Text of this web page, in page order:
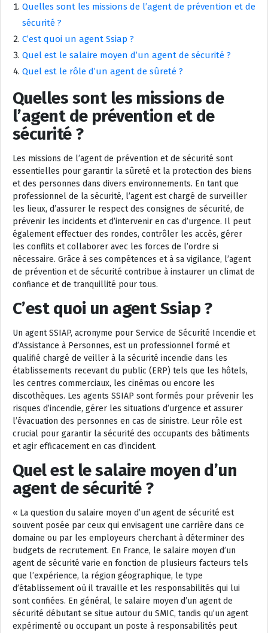
Quelles sont les missions de l’agent de prévention et de
sécurité ?
C’est quoi un agent Ssiap ?
Quel est le salaire moyen d’un agent de sécurité ?
Quel est le rôle d’un agent de sûreté ?
Quelles sont les missions de
l’agent de prévention et de
sécurité ?
Les missions de l’agent de prévention et de sécurité sont
essentielles pour garantir la sûreté et la protection des biens
et des personnes dans divers environnements. En tant que
professionnel de la sécurité, l’agent est chargé de surveiller
les lieux, d’assurer le respect des consignes de sécurité, de
prévenir les incidents et d’intervenir en cas d’urgence. Il peut
également effectuer des rondes, contrôler les accès, gérer
les conflits et collaborer avec les forces de l’ordre si
nécessaire. Grâce à ses compétences et à sa vigilance, l’agent
de prévention et de sécurité contribue à instaurer un climat de
confiance et de tranquillité pour tous.
C’est quoi un agent Ssiap ?
Un agent SSIAP, acronyme pour Service de Sécurité Incendie et
d’Assistance à Personnes, est un professionnel formé et
qualifié chargé de veiller à la sécurité incendie dans les
établissements recevant du public (ERP) tels que les hôtels,
les centres commerciaux, les cinémas ou encore les
discothèques. Les agents SSIAP sont formés pour prévenir les
risques d’incendie, gérer les situations d’urgence et assurer
l’évacuation des personnes en cas de sinistre. Leur rôle est
crucial pour garantir la sécurité des occupants des bâtiments
et agir efficacement en cas d’incident.
Quel est le salaire moyen d’un
agent de sécurité ?
« La question du salaire moyen d’un agent de sécurité est
souvent posée par ceux qui envisagent une carrière dans ce
domaine ou par les employeurs cherchant à déterminer des
budgets de recrutement. En France, le salaire moyen d’un
agent de sécurité varie en fonction de plusieurs facteurs tels
que l’expérience, la région géographique, le type
d’établissement où il travaille et les responsabilités qui lui
sont confiées. En général, le salaire moyen d’un agent de
sécurité débutant se situe autour du SMIC, tandis qu’un agent
expérimenté ou occupant un poste à responsabilités peut